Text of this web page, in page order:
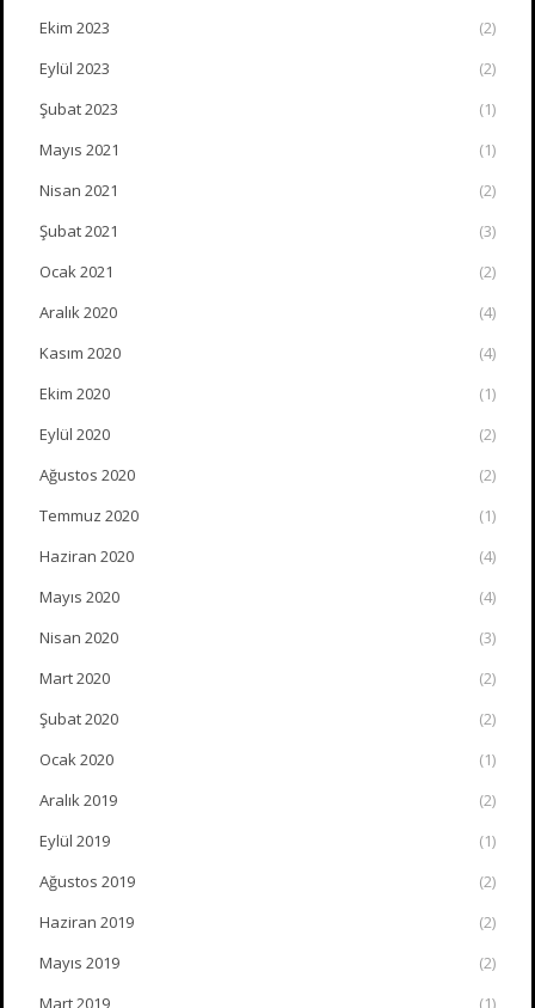
Ekim 2023
(2)
Eylül 2023
(2)
Şubat 2023
(1)
Mayıs 2021
(1)
Nisan 2021
(2)
Şubat 2021
(3)
Ocak 2021
(2)
Aralık 2020
(4)
Kasım 2020
(4)
Ekim 2020
(1)
Eylül 2020
(2)
Ağustos 2020
(2)
Temmuz 2020
(1)
Haziran 2020
(4)
Mayıs 2020
(4)
Nisan 2020
(3)
Mart 2020
(2)
Şubat 2020
(2)
Ocak 2020
(1)
Aralık 2019
(2)
Eylül 2019
(1)
Ağustos 2019
(2)
Haziran 2019
(2)
Mayıs 2019
(2)